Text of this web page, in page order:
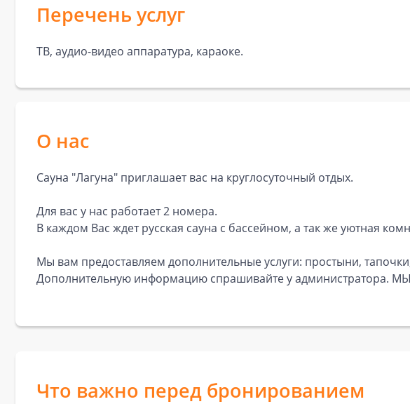
Перечень услуг
ТВ, аудио-видео аппаратура, караоке.
О нас
Сауна "Лагуна" приглашает вас на круглосуточный отдых.
Для вас у нас работает 2 номера.
В каждом Вас ждет русская сауна с бассейном, а так же уютная
Мы вам предоставляем дополнительные услуги: простыни,
Дополнительную информацию спрашивайте у администратора.
Что важно перед бронированием